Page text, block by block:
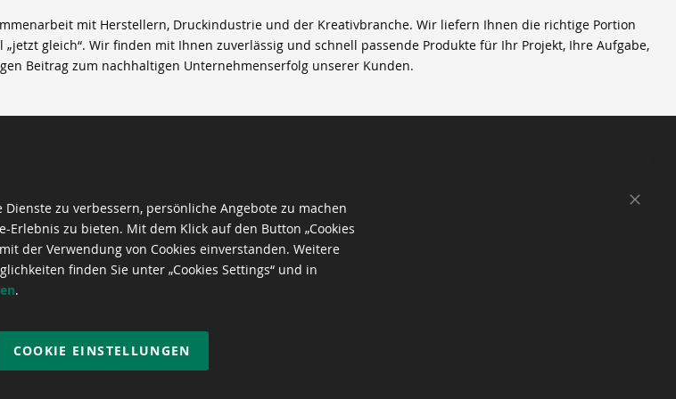
mit Herstellern, Druckindustrie und der Kreativbranche. Wir liefern Ihnen die richtige Portion
gleich“. Wir finden mit Ihnen zuverlässig und schnell passende Produkte für Ihr Projekt, Ihre Aufgabe,
Beitrag zum nachhaltigen Unternehmenserfolg unserer Kunden.
zu verbessern, persönliche Angebote zu machen
Erlebnis zu bieten. Mit dem Klick auf den Button „Cookies
der Verwendung von Cookies einverstanden. Weitere
finden Sie unter „Cookies Settings“ und in
.
COOKIE EINSTELLUNGEN